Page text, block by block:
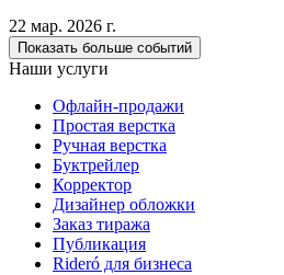
22 мар. 2026 г.
Показать больше событий
Наши услуги
Офлайн-продажи
Простая верстка
Ручная верстка
Буктрейлер
Корректор
Дизайнер обложки
Заказ тиража
Публикация
Rideró для бизнеса